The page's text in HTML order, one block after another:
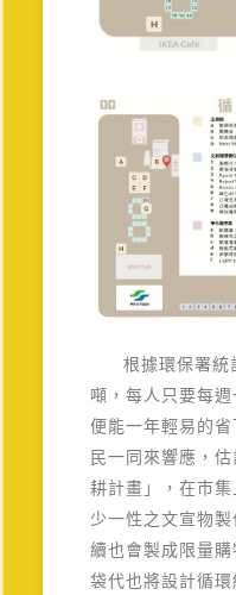
根據環保署統
噸，每人只要每
便能一年輕易的
民一同來響應，
耕計畫」，在市
少一性之文宣物
續也會製成限量
袋代也將設計循